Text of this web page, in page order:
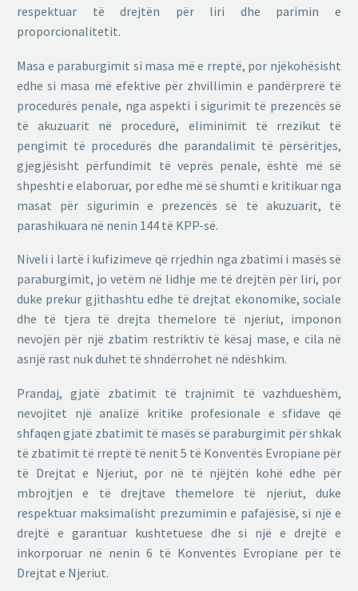
respektuar të drejtën për liri dhe parimin e
proporcionalitetit.
Masa e paraburgimit si masa më e rreptë, por njëkohësisht
edhe si masa më efektive për zhvillimin e pandërprerë të
procedurës penale, nga aspekti i sigurimit të prezencës së
të akuzuarit në procedurë, eliminimit të rrezikut të
pengimit të procedurës dhe parandalimit të përsëritjes,
gjegjësisht përfundimit të veprës penale, është më së
shpeshti e elaboruar, por edhe më së shumti e kritikuar nga
masat për sigurimin e prezencës së të akuzuarit, të
parashikuara në nenin 144 të KPP-së.
Niveli i lartë i kufizimeve që rrjedhin nga zbatimi i masës së
paraburgimit, jo vetëm në lidhje me të drejtën për liri, por
duke prekur gjithashtu edhe të drejtat ekonomike, sociale
dhe të tjera të drejta themelore të njeriut, imponon
nevojën për një zbatim restriktiv të kësaj mase, e cila në
asnjë rast nuk duhet të shndërrohet në ndëshkim.
Prandaj, gjatë zbatimit të trajnimit të vazhdueshëm,
nevojitet një analizë kritike profesionale e sfidave që
shfaqen gjatë zbatimit të masës së paraburgimit për shkak
të zbatimit të rreptë të nenit 5 të Konventës Evropiane për
të Drejtat e Njeriut, por në të njëjtën kohë edhe për
mbrojtjen e të drejtave themelore të njeriut, duke
respektuar maksimalisht prezumimin e pafajësisë, si një e
drejtë e garantuar kushtetuese dhe si një e drejtë e
inkorporuar në nenin 6 të Konventës Evropiane për të
Drejtat e Njeriut.